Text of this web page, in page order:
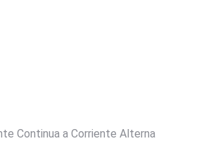
Continua a Corriente Alterna